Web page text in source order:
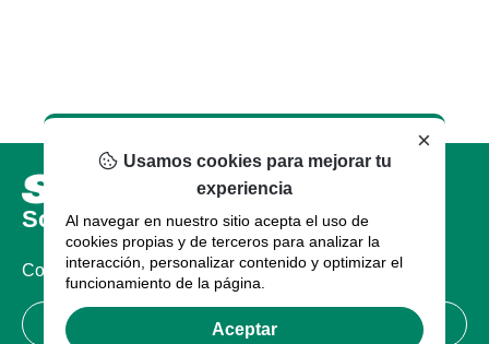
Sobre nosotros
Compañia
Certificaciones
×
Usamos cookies para mejorar tu
experiencia
Al navegar en nuestro sitio acepta el uso de
cookies propias y de terceros para analizar la
interacción, personalizar contenido y optimizar el
funcionamiento de la página.
Aceptar